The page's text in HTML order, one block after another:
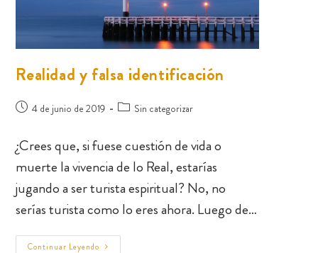
Realidad y falsa identificación
4 de junio de 2019 Sin categorizar
¿Crees que, si fuese cuestión de vida o
muerte la vivencia de lo Real, estarías
jugando a ser turista espiritual? No, no
serías turista como lo eres ahora. Luego de…
Continuar Leyendo